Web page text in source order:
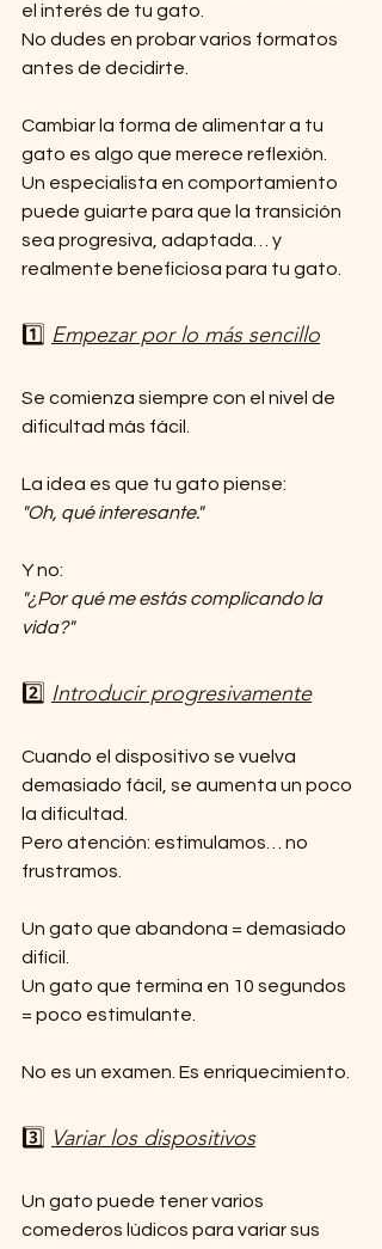
el interés de tu gato.
No dudes en probar varios formatos
antes de decidirte.
Cambiar la forma de alimentar a tu
gato es algo que merece reflexión.
Un especialista en comportamiento
puede guiarte para que la transición
sea progresiva, adaptada… y
realmente beneficiosa para tu gato.
1️⃣ Empezar por lo más sencillo
Se comienza siempre con el nivel de
dificultad más fácil.
La idea es que tu gato piense:
"Oh, qué interesante."
Y no:
"¿Por qué me estás complicando la
vida?"
2️⃣ Introducir progresivamente
Cuando el dispositivo se vuelva
demasiado fácil, se aumenta un poco
la dificultad.
Pero atención: estimulamos… no
frustramos.
Un gato que abandona = demasiado
difícil.
Un gato que termina en 10 segundos
= poco estimulante.
No es un examen. Es enriquecimiento.
3️⃣ Variar los dispositivos
Un gato puede tener varios
comederos lúdicos para variar sus